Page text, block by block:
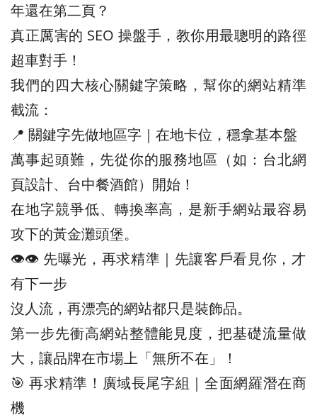
年還在第二頁？
真正厲害的 SEO 操盤手，教你用最聰明的路徑
超車對手！
我們的四大核心關鍵字策略，幫你的網站精準
截流：
📍 關鍵字先做地區字｜在地卡位，穩拿基本盤
萬事起頭難，先從你的服務地區（如：台北網
頁設計、台中餐酒館）開始！
在地字競爭低、轉換率高，是新手網站最容易
攻下的黃金灘頭堡。
👁️‍👁️‍ 先曝光，再求精準｜先讓客戶看見你，才
有下一步
沒人流，再漂亮的網站都只是裝飾品。
第一步先衝高網站整體能見度，把基礎流量做
大，讓品牌在市場上「無所不在」！
🎯 再求精準！廣域長尾字組｜全面網羅潛在商
機